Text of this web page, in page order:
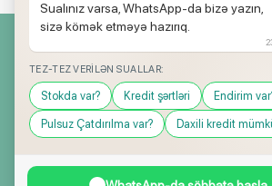
Yeniliklərimizdən ilk siz
Sualınız varsa, WhatsApp-da bizə yazın,
sizə kömək etməyə hazırıq.
TEZ-TEZ VERILƏN SUALLAR:
Stokda var? Kredit şərtləri Endirim
Pulsuz Çatdırılma var? Daxili kredit